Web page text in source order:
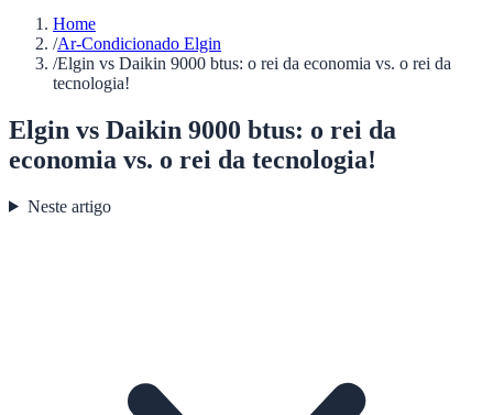
Home
/Ar-Condicionado Elgin
/Elgin vs Daikin 9000 btus: o rei da economia vs. o rei da
tecnologia!
Elgin vs Daikin 9000 btus: o rei da
economia vs. o rei da tecnologia!
Neste artigo